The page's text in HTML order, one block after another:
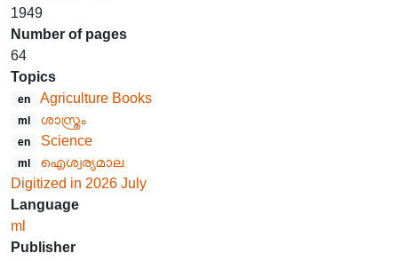
1949
Number of pages
64
Topics
en Agriculture Books
ml ശാസ്ത്രം
en Science
ml
ഐശ്വര്യമാല
Digitized in 2026 July
Language
ml
Publisher